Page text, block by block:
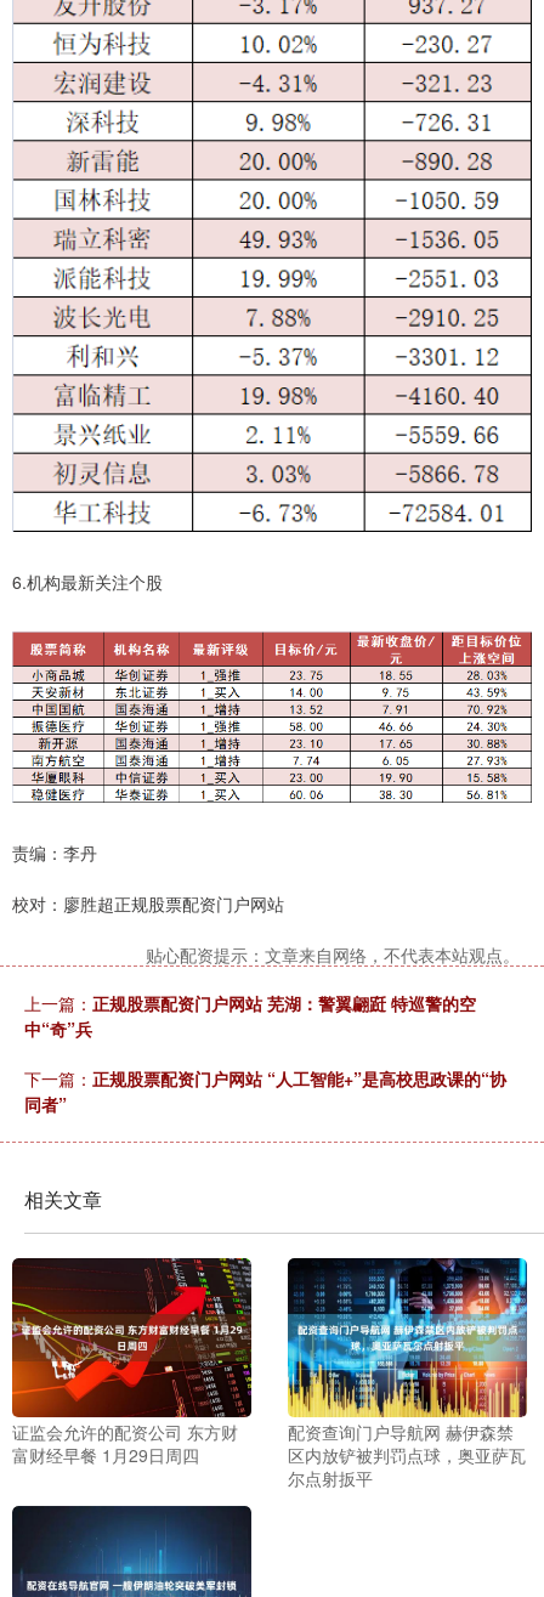
6.机构最新关注个股
责编：李丹
校对：廖胜超正规股票配资门户网站
贴心配资提示：文章来自网络，不代表本站观点。
上一篇： 正规股票配资门户网站 芜湖：警翼翩跹 特巡警的空
中“奇”兵
下一篇： 正规股票配资门户网站 “人工智能+”是高校思政课的“协
同者”
相关文章
证监会允许的配资公司 东方财
富财经早餐 1月29日周四
配资查询门户导航网 赫伊森禁
区内放铲被判罚点球，奥亚萨瓦
尔点射扳平